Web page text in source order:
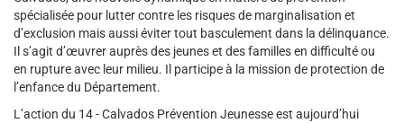
spécialisée pour lutter contre les risques de marginalisation et
d’exclusion mais aussi éviter tout basculement dans la délinquance.
Il s’agit d’œuvrer auprès des jeunes et des familles en difficulté ou
en rupture avec leur milieu. Il participe à la mission de protection de
l’enfance du Département.
L’action du 14 - Calvados Prévention Jeunesse est aujourd’hui